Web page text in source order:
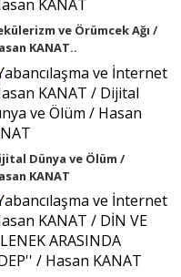
ve Örümcek Ağı /
KANAT..
Dünya ve Ölüm /
KANAT